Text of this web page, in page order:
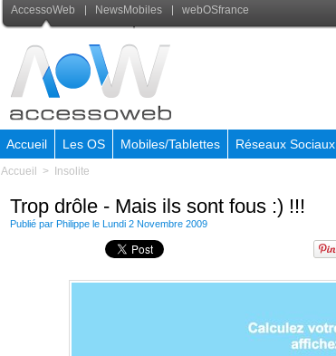
AccessoWeb NewsMobiles webOSfrance
Accueil Les OS Mobiles/Tablettes Réseaux Sociaux
Accueil > Insolite
Trop drôle - Mais ils sont fous :) !!!
Publié par Philippe le Lundi 2 Novembre 2009